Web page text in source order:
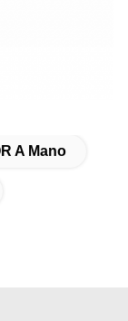
A Mano